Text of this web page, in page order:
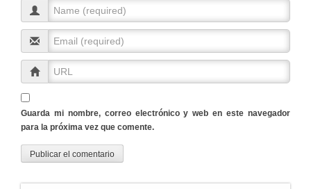
Guarda mi nombre, correo electrónico y web en este navegador
para la próxima vez que comente.